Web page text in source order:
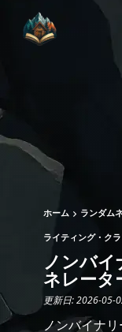
ホーム ランダム
ライティング・ク
ノンバ
ネレータ
更新日: 2026-05-
ノンバイナ